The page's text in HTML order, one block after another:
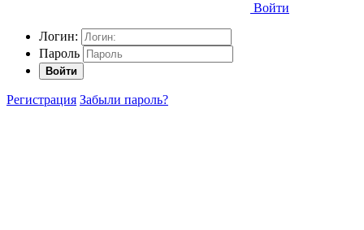
Войти
Логин:
Пароль
Войти
Регистрация Забыли пароль?